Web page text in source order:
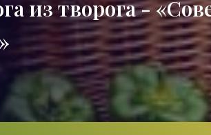
из творога -